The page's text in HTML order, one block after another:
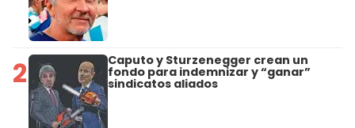
2 Caputo y Sturzenegger crean un
fondo para indemnizar y “ganar”
sindicatos aliados